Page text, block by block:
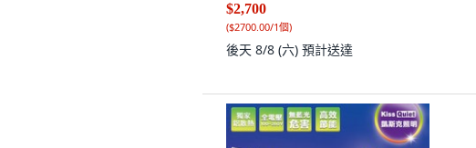
$2,700
($2700.00/1個)
後天 8/8 (六) 預計送達